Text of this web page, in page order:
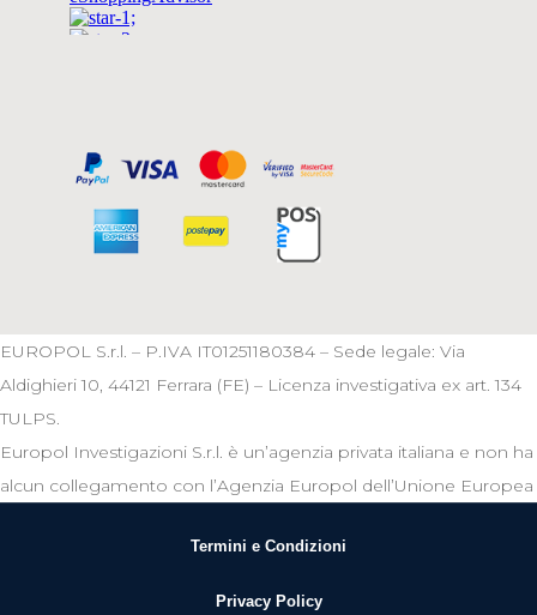
EUROPOL S.r.l. – P.IVA IT01251180384 – Sede legale: Via
Aldighieri 10, 44121 Ferrara (FE) – Licenza investigativa ex art. 134
TULPS.
Europol Investigazioni S.r.l. è un’agenzia privata italiana e non ha
alcun collegamento con l’Agenzia Europol dell’Unione Europea
Termini e Condizioni
Privacy Policy